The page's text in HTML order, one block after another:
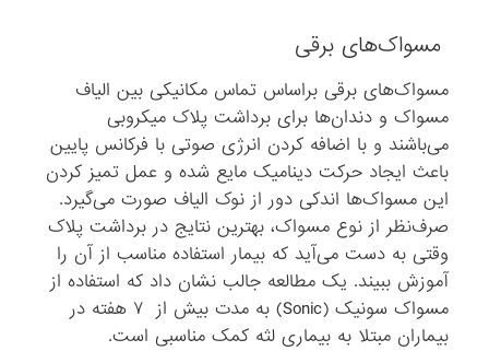
مسواک‌های برقی
مسواک‌های برقی براساس تماس مکانیکی بین الیاف
مسواک و دندان‌ها برای برداشت پلاک میکروبی
می‌باشند و با اضافه کردن انرژی صوتی با فرکانس پایین
باعث ایجاد حرکت دینامیک مایع شده و عمل تمیز کردن
این مسواک‌ها اندکی دور از نوک الیاف صورت می‌گیرد.
صرف‌نظر از نوع مسواک، بهترین نتایج در برداشت پلاک
وقتی به دست می‌آید که بیمار استفاده مناسب از آن را
آموزش ببیند. یک مطالعه جالب نشان داد که استفاده از
مسواک سونیک (Sonic) به مدت بیش از ۷ هفته در
بیماران مبتلا به بیماری لثه کمک مناسبی است.